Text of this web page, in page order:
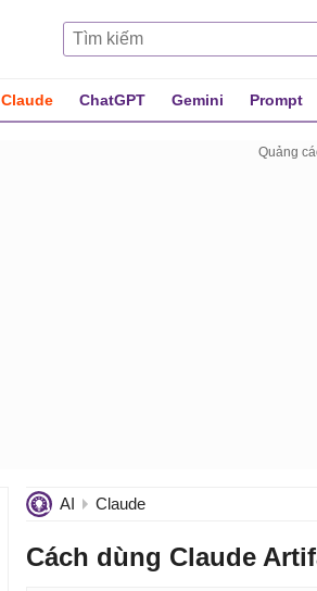
Claude ChatGPT Gemini Prompt
AI Claude
Cách dùng Claude